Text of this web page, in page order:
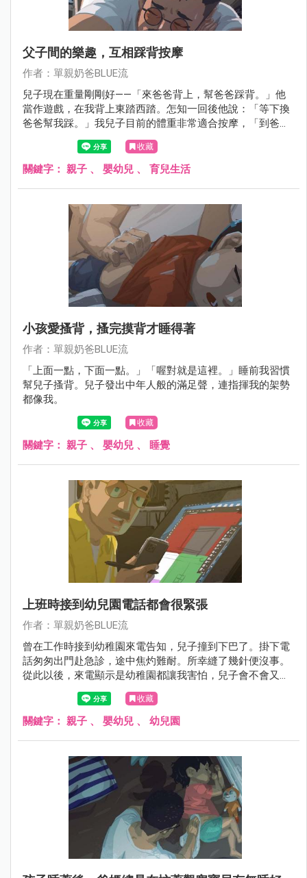
父子間的樂趣，互相踩背按摩
作者：單親奶爸BLUE流
兒子現在重量剛剛好——「來爸爸背上，幫爸爸踩背。」他
當作遊戲，在我背上東踏西踏。怎知一回後他說：「等下換
爸爸幫我踩。」我兒子目前的體重非常適合按摩，「到爸爸
的背上來、踩」我兒子把它看作是一場遊戲，開始踩在我背
上，我從來沒想到他會對我說，稍後輪到你踩我的背。
收藏
關鍵字： 親子 、 嬰幼兒 、 育兒生活
小孩愛搔背，搔完摸背才睡得著
作者：單親奶爸BLUE流
「上面一點，下面一點。」「喔對就是這裡。」睡前我習慣
幫兒子搔背。兒子發出中年人般的滿足聲，連指揮我的架勢
都像我。
收藏
關鍵字： 親子 、 嬰幼兒 、 睡覺
上班時接到幼兒園電話都會很緊張
作者：單親奶爸BLUE流
曾在工作時接到幼稚園來電告知，兒子撞到下巴了。掛下電
話匆匆出門赴急診，途中焦灼難耐。所幸縫了幾針便沒事。
從此以後，來電顯示是幼稚園都讓我害怕，兒子會不會又怎
麼了？這次是發燒還是跌倒？成為父母後，心就永遠懸在別
收藏
關鍵字： 親子 、 嬰幼兒 、 幼兒園